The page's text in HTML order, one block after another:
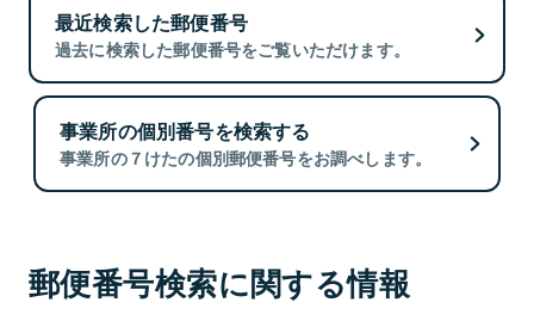
最近検索した郵便番号
過去に検索した郵便番号をご覧いただけます。
事業所の個別番号を検索する
事業所の７けたの個別郵便番号をお調べします。
郵便番号検索に関する情報